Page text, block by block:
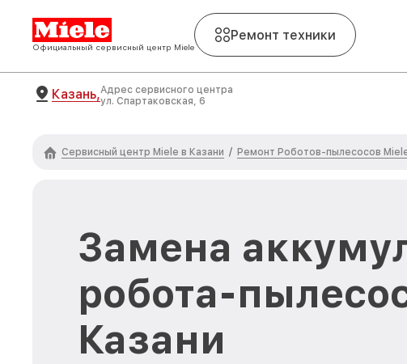
Официальный сервисный центр Miele
Ремонт техники
Казань,Адрес сервисного центра
ул. Спартаковская, 6
Сервисный центр Miele в Казани / Ремонт Роботов-пылесосов
Замена
робота-
Казани